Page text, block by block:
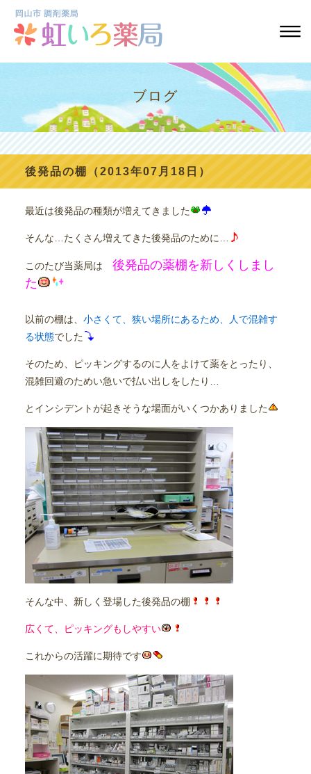
ブログ
後発品の棚（2013年07月18日）
最近は後発品の種類が増えてきました
そんな…たくさん増えてきた後発品のために…
このたび当薬局は 後発品の薬棚を新しくしまし
た
以前の棚は、 小さくて、狭い場所にあるため、人で混雑す
る状態でした
そのため、ピッキングするのに人をよけて薬をとったり、
混雑回避のためい急いで払い出しをしたり…
とインシデントが起きそうな場面がいくつかありました
そんな中、新しく登場した後発品の棚
広くて、ピッキングもしやすい
これからの活躍に期待です